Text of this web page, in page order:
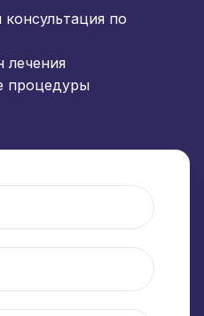
консультация по
лечения
процедуры